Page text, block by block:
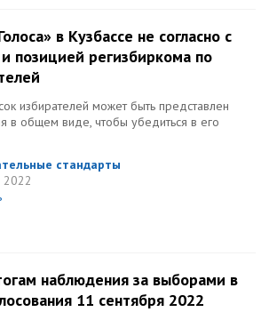
в Кузбассе не согласно с
позицией регизбиркома по
избирателей может быть представлен
в общем виде, чтобы убедиться в его
стандарты
2022
наблюдения за выборами в
11 сентября 2022